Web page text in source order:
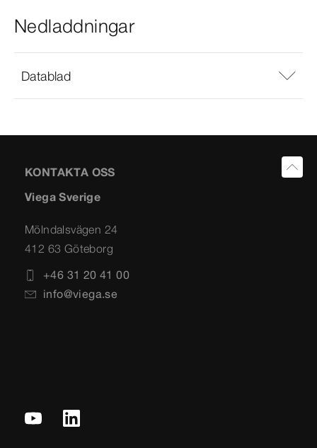
Nedladdningar
Datablad
KONTAKTA OSS
Viega Sverige
Mölndalsvägen 24
412 63 Göteborg
+46 31 20 41 00
info@viega.se